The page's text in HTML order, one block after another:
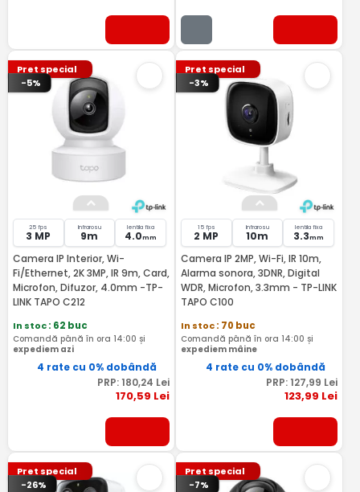
Pret special
-5%
25 fps
3 MP
Infrarosu
9m
lentila fixa
4.0mm
Camera IP Interior, Wi-
Fi/Ethernet, 2K 3MP, IR 9m, Card,
Microfon, Difuzor, 4.0mm -TP-
LINK TAPO C212
In stoc: 62 buc
Comandă până în ora 14:00 și
expediem azi
4 rate cu 0% dobândă
PRP: 180,24 Lei
170,59 Lei
Pret special
-3%
15 fps
2 MP
Infrarosu
10m
lentila fixa
3.3mm
Camera IP 2MP, Wi-Fi, IR 10m,
Alarma sonora, 3DNR, Digital
WDR, Microfon, 3.3mm - TP-LINK
TAPO C100
In stoc: 70 buc
Comandă până în ora 14:00 și
expediem mâine
4 rate cu 0% dobândă
PRP: 127,99 Lei
123,99 Lei
Pret special
-26%
Pret special
-7%